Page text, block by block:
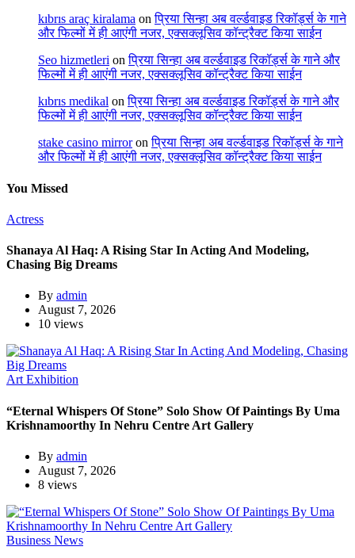
kıbrıs araç kiralama onप्रिया सिन्हा अब वर्ल्डवाइड रिकॉर्ड्स के गाने
और फिल्मों में ही आएंगी नजर, एक्सक्लूसिव कॉन्ट्रैक्ट किया साईन
Seo hizmetleri onप्रिया सिन्हा अब वर्ल्डवाइड रिकॉर्ड्स के गाने और
फिल्मों में ही आएंगी नजर, एक्सक्लूसिव कॉन्ट्रैक्ट किया साईन
kıbrıs medikal onप्रिया सिन्हा अब वर्ल्डवाइड रिकॉर्ड्स के गाने और
फिल्मों में ही आएंगी नजर, एक्सक्लूसिव कॉन्ट्रैक्ट किया साईन
stake casino mirroronप्रिया सिन्हा अब वर्ल्डवाइड रिकॉर्ड्स के गाने
और फिल्मों में ही आएंगी नजर, एक्सक्लूसिव कॉन्ट्रैक्ट किया साईन
You Missed
Actress
Shanaya Al Haq: A Rising Star In Acting And Modeling,
Chasing Big Dreams
By admin
August 7, 2026
10 views
Art Exhibition
“Eternal Whispers Of Stone” Solo Show Of Paintings By Uma
Krishnamoorthy In Nehru Centre Art Gallery
By admin
August 7, 2026
8 views
Business News